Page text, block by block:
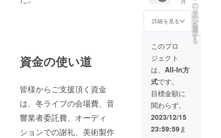
資金の使い道
皆様からご支援頂く資金
は、冬ライブの会場費、音
響業者委託費、オーディ
ションでの謝礼、美術製作
をお送
りいた
しま
ル名と
タイト
ルがデ
ザイン
されて
いま
す。 ・
カ
ラー：
ジ ・素
"ライブ
本編映
像 ・収
分(予定)
・提供
方法：
メール
にて
URLを
送信
【オリ
ジナル
ライブT
シャ
ツ】
ツ、パ
ンフ
レット
へのお
名前掲
載、
サーク
ル員か
らのお
礼動画
【限定
公開の
ライブ
映像
URL】
・内
容：The
詳細を見る
の
リ
タ
ー
ン
を
選
択
す
る
このプロ
ジェクト
は、 All-In方
式です。
目標金額に
関わらず、
2023/12/15
23:59:59ま